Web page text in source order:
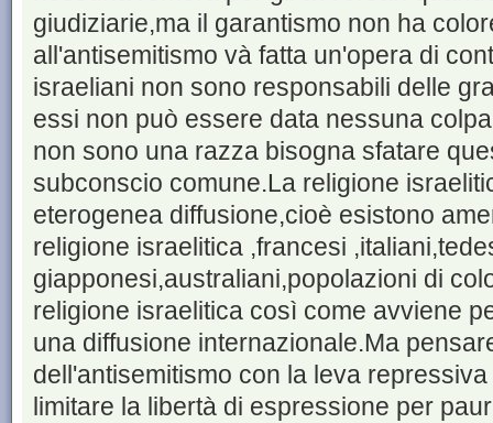
giudiziarie,ma il garantismo non ha
all'antisemitismo và fatta un'opera di
israeliani non sono responsabili delle
essi non può essere data nessuna
non sono una razza bisogna sfatare
subconscio comune.La religione
eterogenea diffusione,cioè esistono
religione israelitica ,francesi
giapponesi,australiani,popolazioni di
religione israelitica così come avviene
una diffusione internazionale.Ma
dell'antisemitismo con la leva
limitare la libertà di espressione per